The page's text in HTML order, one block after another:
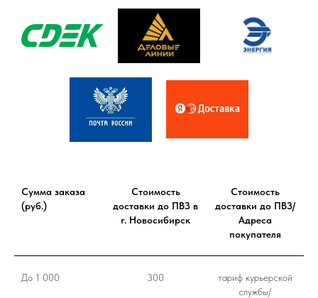
Сумма заказа
(руб.)
Стоимость
доставки до ПВЗ в
г. Новосибирск
Стоимость
доставки до ПВЗ/
Адреса
покупателя
До 1 000 300
тариф курьерской
службы/